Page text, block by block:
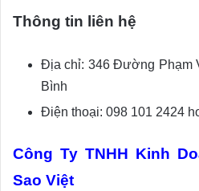
Thông tin liên hệ
Địa chỉ: 346 Đường Phạm
Bình
Điện thoại: 098 101 2424
Công Ty TNHH Kinh
Sao Việt